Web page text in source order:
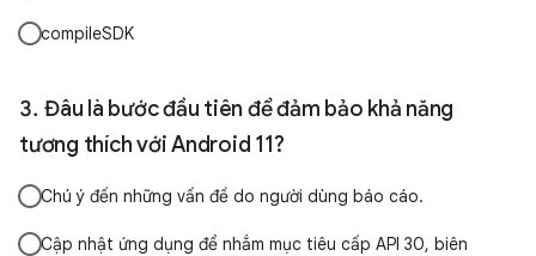
compileSDK
Đâu là bước đầu tiên để đảm bảo khả năng
tương thích với Android 11?
Chú ý đến những vấn đề do người dùng báo cáo.
Cập nhật ứng dụng để nhắm mục tiêu cấp API 30, biên